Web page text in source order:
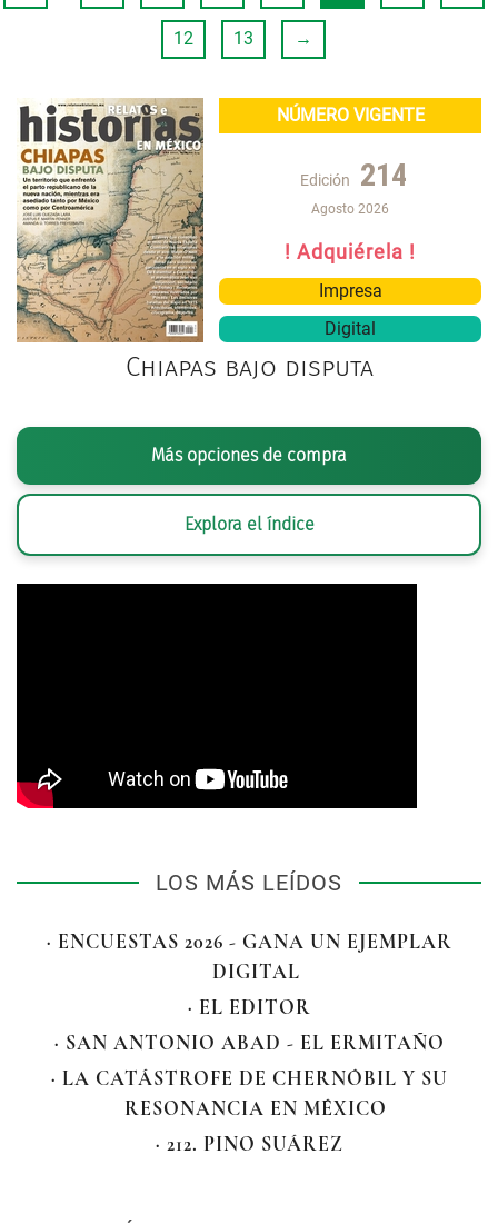
12 13 →
NÚMERO VIGENTE
Edición 214
Agosto 2026
! Adquiérela !
Impresa
Digital
Chiapas bajo disputa
Más opciones de compra
Explora el índice
LOS MÁS LEÍDOS
· ENCUESTAS 2026 - GANA UN EJEMPLAR
DIGITAL
· EL EDITOR
· SAN ANTONIO ABAD - EL ERMITAÑO
· LA CATÁSTROFE DE CHERNÓBIL Y SU
RESONANCIA EN MÉXICO
· 212. PINO SUÁREZ